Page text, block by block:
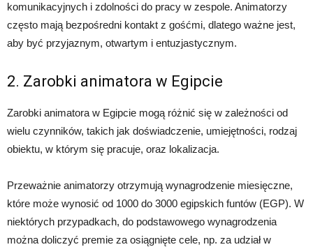
komunikacyjnych i zdolności do pracy w zespole. Animatorzy
często mają bezpośredni kontakt z gośćmi, dlatego ważne jest,
aby być przyjaznym, otwartym i entuzjastycznym.
2. Zarobki animatora w Egipcie
Zarobki animatora w Egipcie mogą różnić się w zależności od
wielu czynników, takich jak doświadczenie, umiejętności, rodzaj
obiektu, w którym się pracuje, oraz lokalizacja.
Przeważnie animatorzy otrzymują wynagrodzenie miesięczne,
które może wynosić od 1000 do 3000 egipskich funtów (EGP). W
niektórych przypadkach, do podstawowego wynagrodzenia
można doliczyć premie za osiągnięte cele, np. za udział w